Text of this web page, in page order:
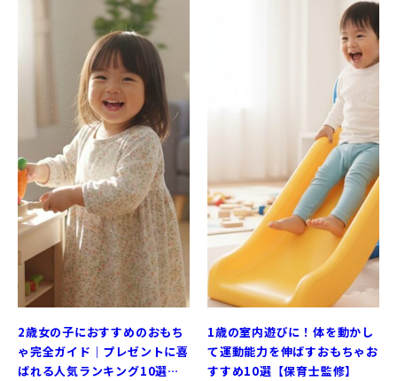
2歳女の子におすすめのおもち
ゃ完全ガイド｜プレゼントに喜
ばれる人気ランキング10選
1歳の室内遊びに！体を動かし
て運動能力を伸ばすおもちゃお
すすめ10選【保育士監修】